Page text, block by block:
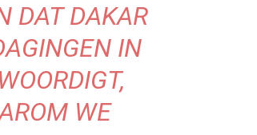
DAT DAKAR
IN
WE